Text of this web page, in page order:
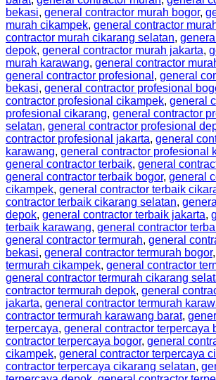
bekasi, general contractor murah bogor,
murah cikampek, general contractor
contractor murah cikarang selatan,
depok, general contractor murah jakarta,
murah karawang, general contractor
general contractor profesional , general
bekasi, general contractor profesional
contractor profesional cikampek, general
profesional cikarang, general contractor
selatan, general contractor profesional
contractor profesional jakarta, general
karawang, general contractor profesional
general contractor terbaik, general
general contractor terbaik bogor, general
cikampek, general contractor terbaik
contractor terbaik cikarang selatan,
depok, general contractor terbaik jakarta,
terbaik karawang, general contractor
general contractor termurah, general
bekasi, general contractor termurah bogor,
termurah cikampek, general contractor
general contractor termurah cikarang
contractor termurah depok, general
jakarta, general contractor termurah
contractor termurah karawang barat,
terpercaya, general contractor terpercaya
contractor terpercaya bogor, general
cikampek, general contractor terpercaya
contractor terpercaya cikarang selatan,